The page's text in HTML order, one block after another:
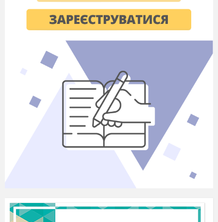
Пристрої введення інформації
Пристрій, який роздрукує твій лист другові-це
варіанти відповідей
колонки
варіанти відповідей